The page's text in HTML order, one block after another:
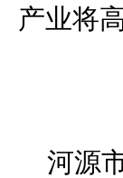
产业将
河源